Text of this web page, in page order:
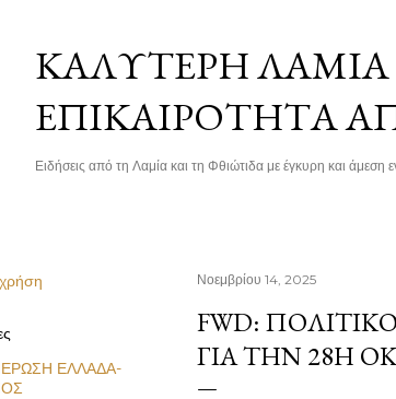
ΚΑΛΎΤΕΡΗ ΛΑΜΊΑ
ΕΠΙΚΑΙΡΌΤΗΤΑ
Ειδήσεις από τη Λαμία και τη Φθιώτιδα με έγκυρη και άμεση
ΕΛΛΑΔΑ-
Νοεμβρίου 14, 2025
FWD:
ΓΙΑ ΤΗΝ 28Η